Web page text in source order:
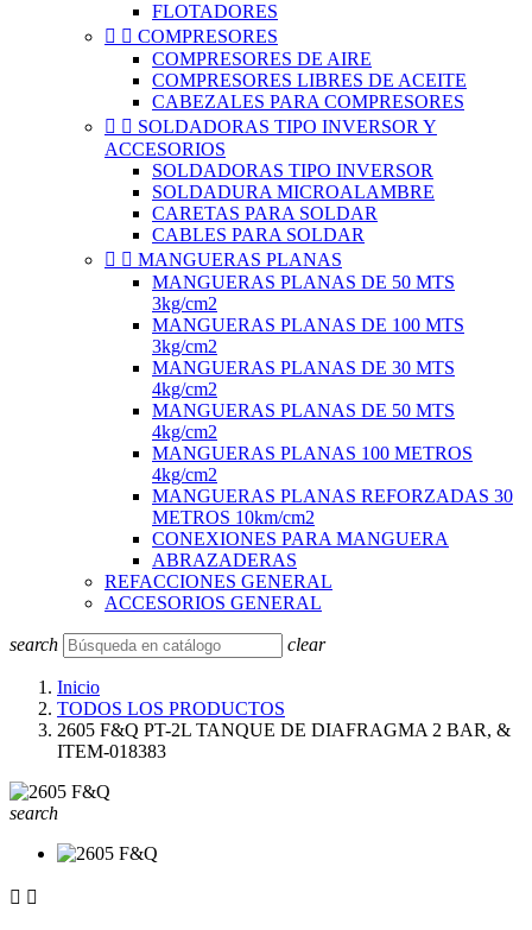
FLOTADORES
  COMPRESORES
COMPRESORES DE AIRE
COMPRESORES LIBRES DE ACEITE
CABEZALES PARA COMPRESORES
  SOLDADORAS TIPO INVERSOR Y
ACCESORIOS
SOLDADORAS TIPO INVERSOR
SOLDADURA MICROALAMBRE
CARETAS PARA SOLDAR
CABLES PARA SOLDAR
  MANGUERAS PLANAS
MANGUERAS PLANAS DE 50 MTS
3kg/cm2
MANGUERAS PLANAS DE 100 MTS
3kg/cm2
MANGUERAS PLANAS DE 30 MTS
4kg/cm2
MANGUERAS PLANAS DE 50 MTS
4kg/cm2
MANGUERAS PLANAS 100 METROS
4kg/cm2
MANGUERAS PLANAS REFORZADAS 30
METROS 10km/cm2
CONEXIONES PARA MANGUERA
ABRAZADERAS
REFACCIONES GENERAL
ACCESORIOS GENERAL
search clear
Inicio
TODOS LOS PRODUCTOS
2605 F&Q PT-2L TANQUE DE DIAFRAGMA 2 BAR, &
ITEM-018383
search
 